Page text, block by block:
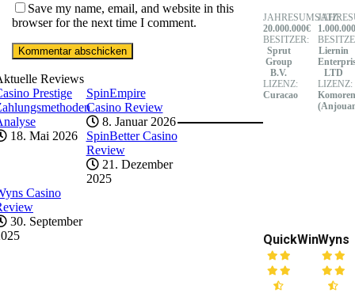
Save my name, email, and website in this
browser for the next time I comment.
JAHRESUMSATZ:
20.000.000€
BESITZER:
Sprut
Group
B.V.
LIZENZ:
Curacao
Liernin
LTD
LIZENZ:
Komoren
QuickWinWyns
Reviews
Prestige
18. Mai 2026
SpinEmpire
Casino Review
8. Januar 2026
SpinBetter Casino
Review
21. Dezember
2025
Casino
30. September